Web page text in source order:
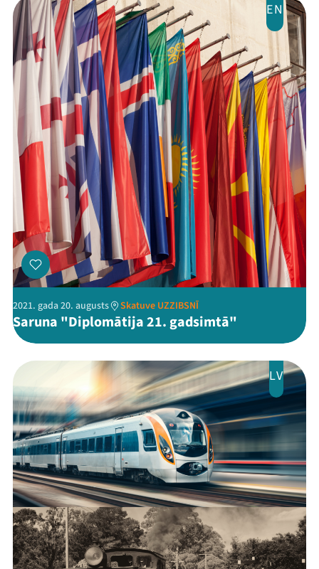
Mana programma
Festivāls
Programma
Arhīvs
Jaunumi
Ziedo
Veikals
Kontakti
EN
2021. gada 20. augusts Skatuve UZZIBSNĪ
Saruna "Diplomātija 21. gadsimtā"
LV